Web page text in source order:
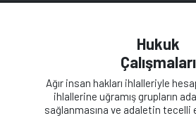
Hukuk
Çalışmaları
Ağır insan hakları ihlalleriyle
ihlallerine uğramış grupların
sağlanmasına ve adaletin